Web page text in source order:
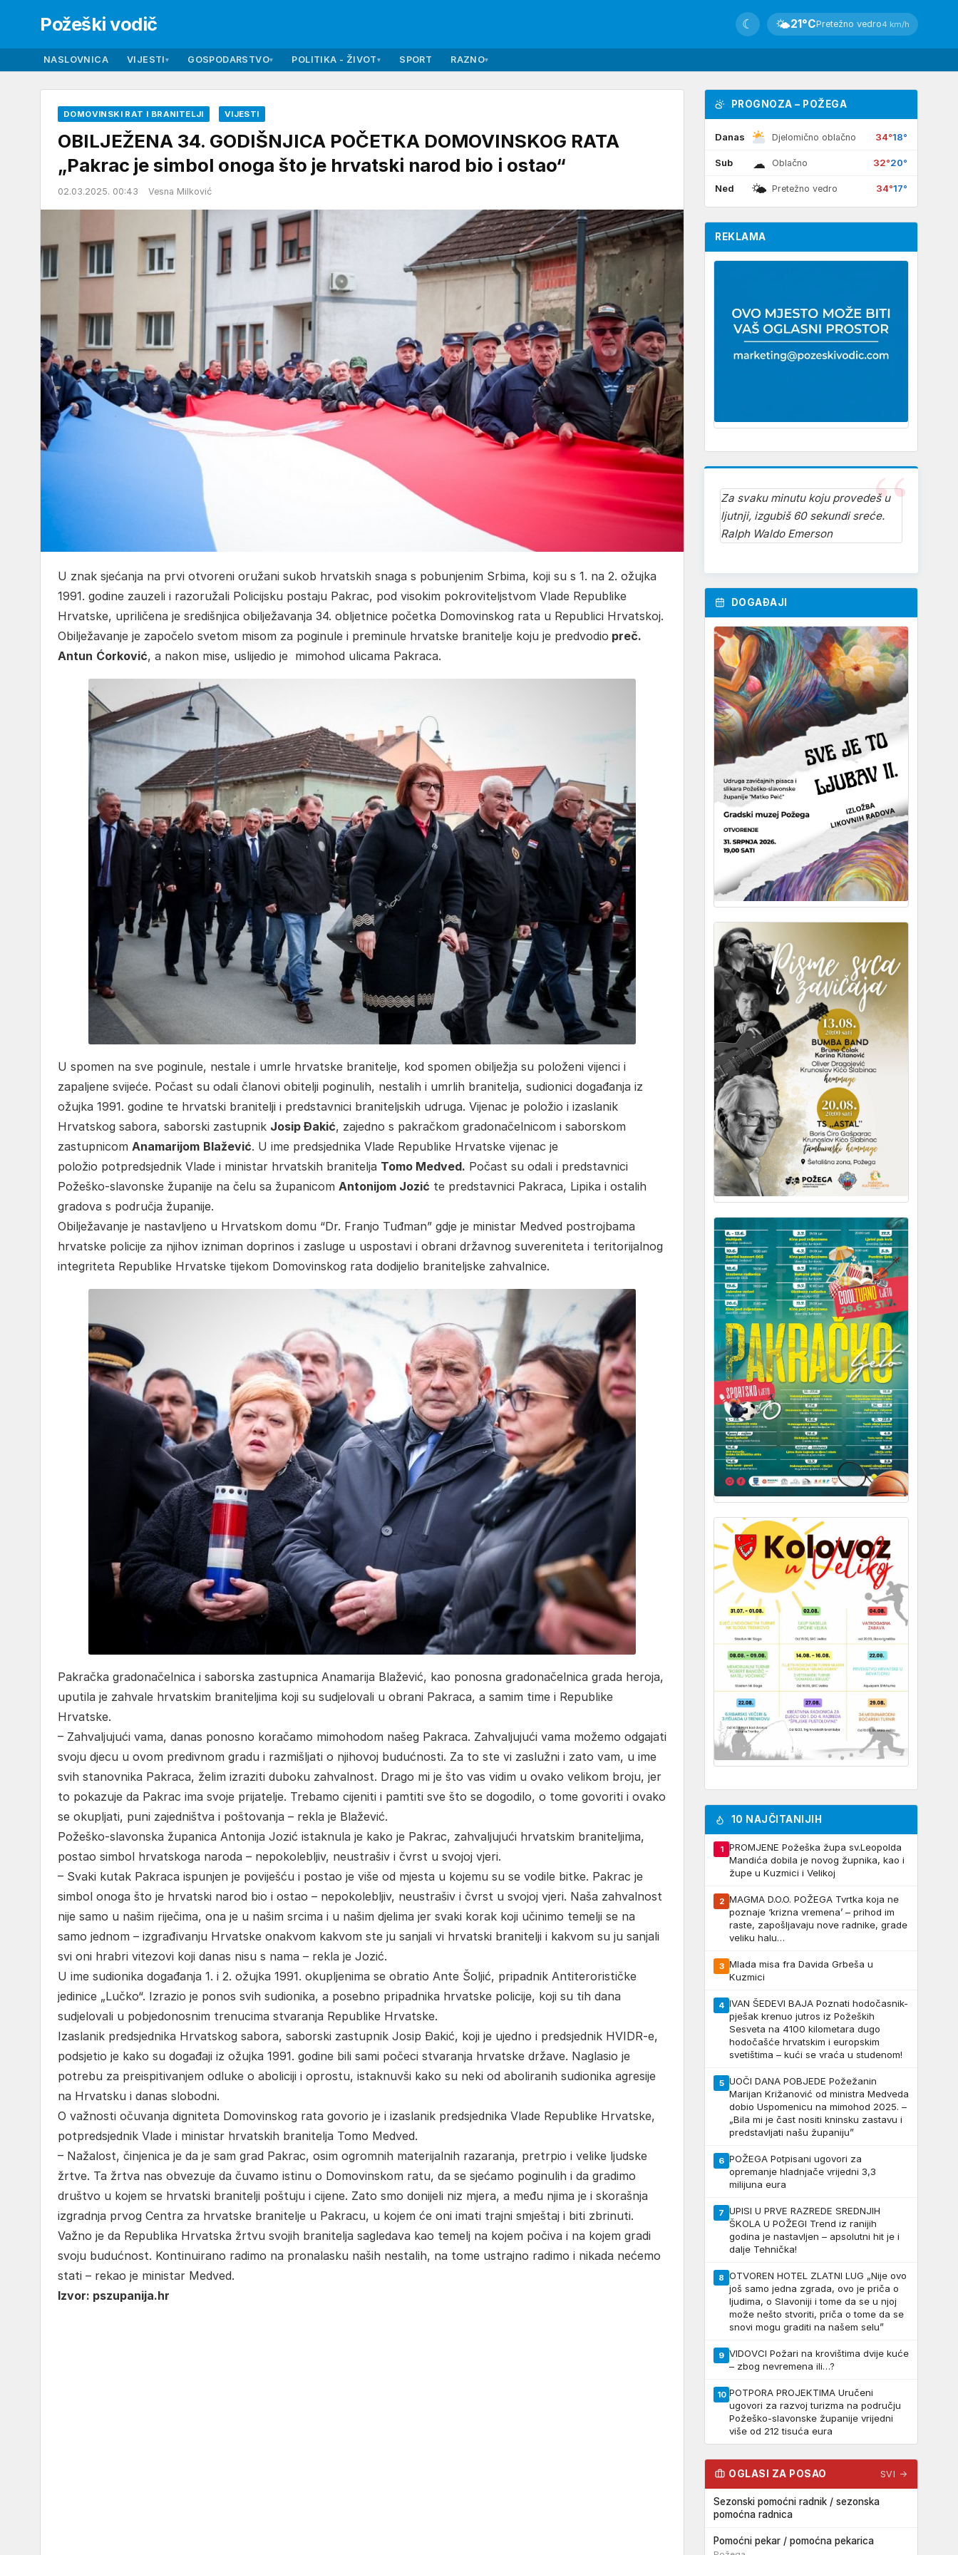
Požeški vodič 🌤21°CPretežno vedro4 km/h
☾
NASLOVNICA VIJESTI▾ GOSPODARSTVO▾ POLITIKA - ŽIVOT▾ SPORT RAZNO▾
DOMOVINSKI RAT I BRANITELJI VIJESTI
OBILJEŽENA 34. GODIŠNJICA POČETKA DOMOVINSKOG RATA
„Pakrac je simbol onoga što je hrvatski narod bio i ostao“
02.03.2025. 00:43 Vesna Milković
U znak sjećanja na prvi otvoreni oružani sukob hrvatskih snaga s pobunjenim Srbima, koji su s 1. na 2. ožujka
1991. godine zauzeli i razoružali Policijsku postaju Pakrac, pod visokim pokroviteljstvom Vlade Republike
Hrvatske, upriličena je središnjica obilježavanja 34. obljetnice početka Domovinskog rata u Republici Hrvatskoj.
Obilježavanje je započelo svetom misom za poginule i preminule hrvatske branitelje koju je predvodio preč.
Antun Ćorković, a nakon mise, uslijedio je mimohod ulicama Pakraca.
U spomen na sve poginule, nestale i umrle hrvatske branitelje, kod spomen obilježja su položeni vijenci i
zapaljene svijeće. Počast su odali članovi obitelji poginulih, nestalih i umrlih branitelja, sudionici događanja iz
ožujka 1991. godine te hrvatski branitelji i predstavnici braniteljskih udruga. Vijenac je položio i izaslanik
Hrvatskog sabora, saborski zastupnik Josip Đakić, zajedno s pakračkom gradonačelnicom i saborskom
zastupnicom Anamarijom Blažević. U ime predsjednika Vlade Republike Hrvatske vijenac je
položio potpredsjednik Vlade i ministar hrvatskih branitelja Tomo Medved. Počast su odali i predstavnici
Požeško-slavonske županije na čelu sa županicom Antonijom Jozić te predstavnici Pakraca, Lipika i ostalih
gradova s područja županije.
Obilježavanje je nastavljeno u Hrvatskom domu “Dr. Franjo Tuđman” gdje je ministar Medved postrojbama
hrvatske policije za njihov izniman doprinos i zasluge u uspostavi i obrani državnog suvereniteta i teritorijalnog
integriteta Republike Hrvatske tijekom Domovinskog rata dodijelio braniteljske zahvalnice.
Pakračka gradonačelnica i saborska zastupnica Anamarija Blažević, kao ponosna gradonačelnica grada heroja,
uputila je zahvale hrvatskim braniteljima koji su sudjelovali u obrani Pakraca, a samim time i Republike
Hrvatske.
– Zahvaljujući vama, danas ponosno koračamo mimohodom našeg Pakraca. Zahvaljujući vama možemo odgajati
svoju djecu u ovom predivnom gradu i razmišljati o njihovoj budućnosti. Za to ste vi zaslužni i zato vam, u ime
svih stanovnika Pakraca, želim izraziti duboku zahvalnost. Drago mi je što vas vidim u ovako velikom broju, jer
to pokazuje da Pakrac ima svoje prijatelje. Trebamo cijeniti i pamtiti sve što se dogodilo, o tome govoriti i ovako
se okupljati, puni zajedništva i poštovanja – rekla je Blažević.
Požeško-slavonska županica Antonija Jozić istaknula je kako je Pakrac, zahvaljujući hrvatskim braniteljima,
postao simbol hrvatskoga naroda – nepokolebljiv, neustrašiv i čvrst u svojoj vjeri.
– Svaki kutak Pakraca ispunjen je poviješću i postao je više od mjesta u kojemu su se vodile bitke. Pakrac je
simbol onoga što je hrvatski narod bio i ostao – nepokolebljiv, neustrašiv i čvrst u svojoj vjeri. Naša zahvalnost
nije samo u našim riječima, ona je u našim srcima i u našim djelima jer svaki korak koji učinimo temelji se na
samo jednom – izgrađivanju Hrvatske onakvom kakvom ste ju sanjali vi hrvatski branitelji i kakvom su ju sanjali
svi oni hrabri vitezovi koji danas nisu s nama – rekla je Jozić.
U ime sudionika događanja 1. i 2. ožujka 1991. okupljenima se obratio Ante Šoljić, pripadnik Antiterorističke
jedinice „Lučko“. Izrazio je ponos svih sudionika, a posebno pripadnika hrvatske policije, koji su tih dana
sudjelovali u pobjedonosnim trenucima stvaranja Republike Hrvatske.
Izaslanik predsjednika Hrvatskog sabora, saborski zastupnik Josip Đakić, koji je ujedno i predsjednik HVIDR-e,
podsjetio je kako su događaji iz ožujka 1991. godine bili sami počeci stvaranja hrvatske države. Naglasio je
potrebu za preispitivanjem odluke o aboliciji i oprostu, istaknuvši kako su neki od aboliranih sudionika agresije
na Hrvatsku i danas slobodni.
O važnosti očuvanja digniteta Domovinskog rata govorio je i izaslanik predsjednika Vlade Republike Hrvatske,
potpredsjednik Vlade i ministar hrvatskih branitelja Tomo Medved.
– Nažalost, činjenica je da je sam grad Pakrac, osim ogromnih materijalnih razaranja, pretrpio i velike ljudske
žrtve. Ta žrtva nas obvezuje da čuvamo istinu o Domovinskom ratu, da se sjećamo poginulih i da gradimo
društvo u kojem se hrvatski branitelji poštuju i cijene. Zato smo donijeli niz mjera, a među njima je i skorašnja
izgradnja prvog Centra za hrvatske branitelje u Pakracu, u kojem će oni imati trajni smještaj i biti zbrinuti.
Važno je da Republika Hrvatska žrtvu svojih branitelja sagledava kao temelj na kojem počiva i na kojem gradi
svoju budućnost. Kontinuirano radimo na pronalasku naših nestalih, na tome ustrajno radimo i nikada nećemo
stati – rekao je ministar Medved.
Izvor: pszupanija.hr
PROGNOZA – POŽEGA
Danas Djelomično oblačno 34°18°
Sub ☁ Oblačno 32°20°
Ned 🌤 Pretežno vedro 34°17°
REKLAMA
Za svaku minutu koju provedeš u
ljutnji, izgubiš 60 sekundi sreće.
Ralph Waldo Emerson
DOGAĐAJI
10 NAJČITANIJIH
1
PROMJENE Požeška župa sv.Leopolda
Mandića dobila je novog župnika, kao i
župe u Kuzmici i Velikoj
2 MAGMA D.O.O. POŽEGA Tvrtka koja ne
poznaje ‘krizna vremena’ – prihod im
raste, zapošljavaju nove radnike, grade
veliku halu…
3 Mlada misa fra Davida Grbeša u
Kuzmici
4 IVAN ŠEDEVI BAJA Poznati hodočasnik-
pješak krenuo jutros iz Požeških
Sesveta na 4100 kilometara dugo
hodočašće hrvatskim i europskim
svetištima – kući se vraća u studenom!
5 UOČI DANA POBJEDE Požežanin
Marijan Križanović od ministra Medveda
dobio Uspomenicu na mimohod 2025. –
„Bila mi je čast nositi kninsku zastavu i
predstavljati našu županiju”
6 POŽEGA Potpisani ugovori za
opremanje hladnjače vrijedni 3,3
milijuna eura
7 UPISI U PRVE RAZREDE SREDNJIH
ŠKOLA U POŽEGI Trend iz ranijih
godina je nastavljen – apsolutni hit je i
dalje Tehnička!
8 OTVOREN HOTEL ZLATNI LUG „Nije ovo
još samo jedna zgrada, ovo je priča o
ljudima, o Slavoniji i tome da se u njoj
može nešto stvoriti, priča o tome da se
snovi mogu graditi na našem selu”
9 VIDOVCI Požari na krovištima dvije kuće
– zbog nevremena ili…?
10 POTPORA PROJEKTIMA Uručeni
ugovori za razvoj turizma na području
Požeško-slavonske županije vrijedni
više od 212 tisuća eura
OGLASI ZA POSAO SVI →
Sezonski pomoćni radnik / sezonska
pomoćna radnica
Pomoćni pekar / pomoćna pekarica